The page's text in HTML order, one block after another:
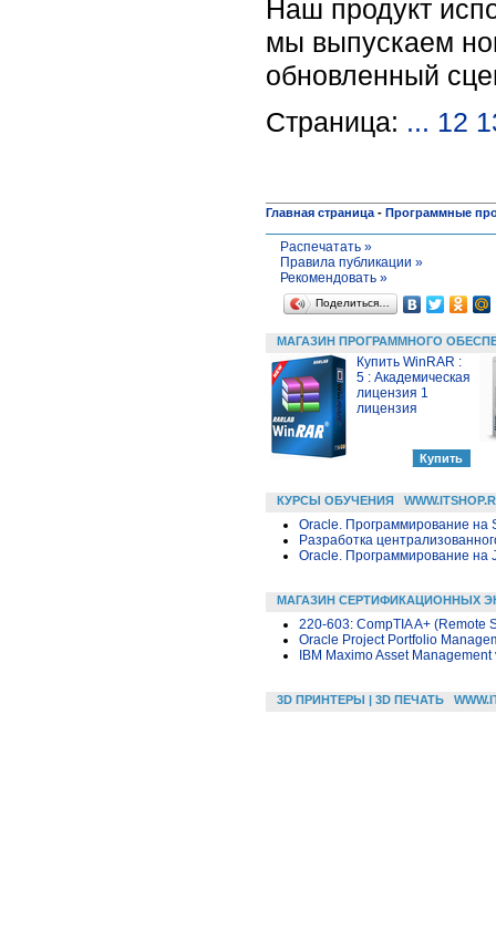
Наш продукт
мы выпускаем
обновленный
Страница: ... 12
Главная страница - Программные
Распечатать »
Правила публикации »
Рекомендовать »
Поделиться…
МАГАЗИН ПРОГРАММНОГО
Купить WinRAR :
5 : Академическая
лицензия 1
лицензия
КУРСЫ ОБУЧЕНИЯ
Oracle. Программирование на
Разработка
Oracle. Программирование на
МАГАЗИН СЕРТИФИКАЦИОННЫХ
220-603: CompTIA A+ (Remote
Oracle Project Portfolio
IBM Maximo Asset
3D ПРИНТЕРЫ | 3D ПЕЧАТЬ